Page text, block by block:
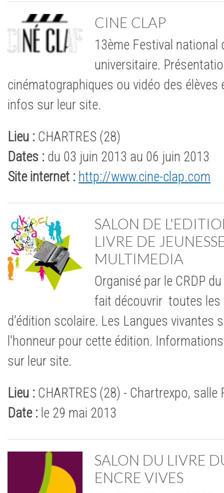
CINE CLAP
13ème Festival national
universitaire.
cinématographiques ou vidéo des
infos sur leur site.
Lieu : CHARTRES (28)
Dates : du 03 juin 2013 au 06 juin 2013
Site internet : http://www.cine-clap.com
SALON DE
LIVRE DE
MULTIMEDIA
Organisé par le CRDP
fait découvrir toutes les
d'édition scolaire. Les Langues vivantes
l'honneur pour cette édition.
sur leur site.
Lieu : CHARTRES (28) - Chartrexpo, salle
Date : le 29 mai 2013
SALON DU LIVRE
ENCRE VIVES